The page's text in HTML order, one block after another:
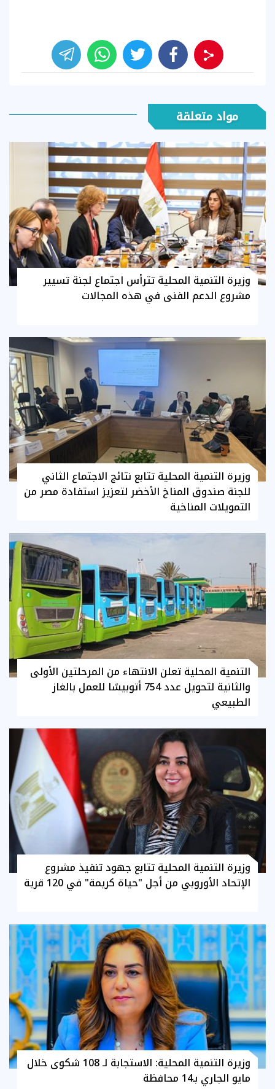
مواد متعلقة
وزيرة التنمية المحلية تترأس اجتماع لجنة تسيير
مشروع الدعم الفنى في هذه المجالات
وزيرة التنمية المحلية تتابع نتائج الاجتماع الثاني
للجنة صندوق المناخ الأخضر لتعزيز استفادة مصر من
التمويلات المناخية
التنمية المحلية تعلن الانتهاء من المرحلتين الأولى
والثانية لتحويل عدد 754 أتوبيسًا للعمل بالغاز
الطبيعي
وزيرة التنمية المحلية تتابع جهود تنفيذ مشروع
الإتحاد الأوروبي من أجل "حياة كريمة" في 120 قرية
وزيرة التنمية المحلية: الاستجابة لـ 108 شكوى خلال
مايو الجاري بـ14 محافظة